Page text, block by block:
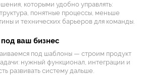
которыми удобно управлять:
понятные процессы, меньше
и технических барьеров для команды.
под ваш бизнес
под шаблоны — строим продукт
нужный функционал, интеграции и
развивать систему дальше.